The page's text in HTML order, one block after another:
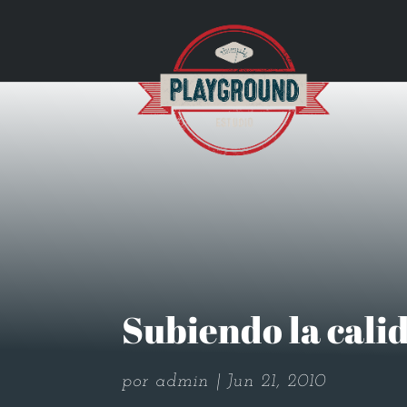
Subiendo la
por admin Jun 21, 2010